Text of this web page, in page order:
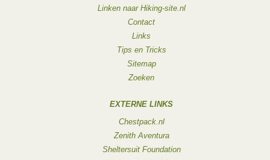
Linken naar Hiking-site.nl
Contact
Links
Tips en Tricks
Sitemap
Zoeken
EXTERNE LINKS
Chestpack.nl
Zenith Aventura
Sheltersuit Foundation